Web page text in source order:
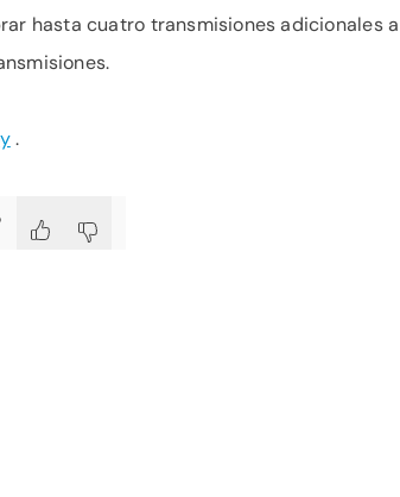
hasta cuatro transmisiones adicionales
.